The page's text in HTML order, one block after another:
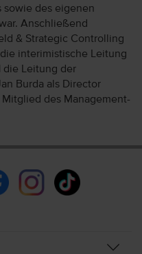
sowie des eigenen
Anschließend
& Strategic Controlling
interimistische Leitung
die Leitung der
Burda als Director
des Management-